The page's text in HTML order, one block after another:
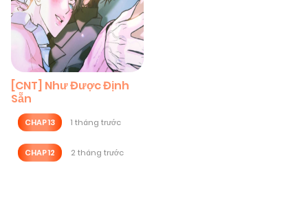
[CNT] Như Được Định
Sẵn
CHAP 13 1 tháng trước
CHAP 12 2 tháng trước